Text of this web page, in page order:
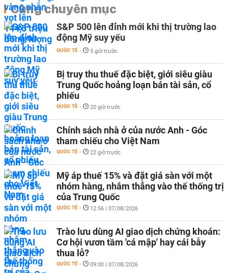
Cùng chuyên mục
S&P 500 lên đỉnh mới khi thị trường lao
động Mỹ suy yếu
QUỐC TẾ - 5 giờ trước
Bị truy thu thuế đặc biệt, giới siêu giàu
Trung Quốc hoảng loạn bán tài sản, cổ
phiếu
QUỐC TẾ - 20 giờ trước
Chính sách nhà ở của nước Anh - Góc
tham chiếu cho Việt Nam
QUỐC TẾ - 22 giờ trước
Mỹ áp thuế 15% và đặt giá sàn với một
nhóm hàng, nhắm thẳng vào thế thống trị
của Trung Quốc
QUỐC TẾ - 12:56 | 07/08/2026
Trào lưu dùng AI giao dịch chứng khoán:
Cơ hội vươn tầm 'cá mập' hay cái bẫy
thua lỗ?
QUỐC TẾ - 09:00 | 07/08/2026